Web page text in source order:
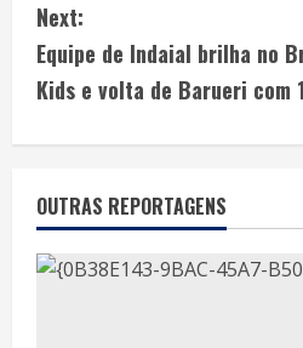
Next:
Equipe de Indaial brilha no
Kids e volta de Barueri com
OUTRAS REPORTAGENS